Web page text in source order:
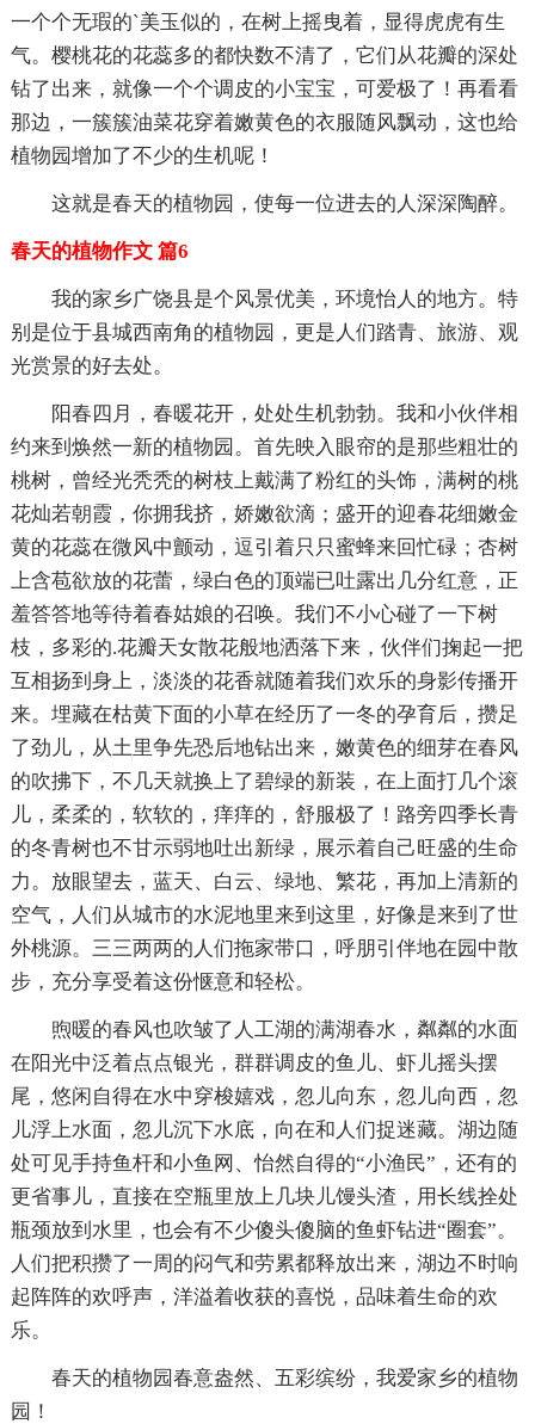
一个个无瑕的`美玉似的，在树上摇曳着，显得虎虎有生
气。樱桃花的花蕊多的都快数不清了，它们从花瓣的深处
钻了出来，就像一个个调皮的小宝宝，可爱极了！再看看
那边，一簇簇油菜花穿着嫩黄色的衣服随风飘动，这也给
植物园增加了不少的生机呢！
这就是春天的植物园，使每一位进去的人深深陶醉。
春天的植物作文 篇6
我的家乡广饶县是个风景优美，环境怡人的地方。特
别是位于县城西南角的植物园，更是人们踏青、旅游、观
光赏景的好去处。
阳春四月，春暖花开，处处生机勃勃。我和小伙伴相
约来到焕然一新的植物园。首先映入眼帘的是那些粗壮的
桃树，曾经光秃秃的树枝上戴满了粉红的头饰，满树的桃
花灿若朝霞，你拥我挤，娇嫩欲滴；盛开的迎春花细嫩金
黄的花蕊在微风中颤动，逗引着只只蜜蜂来回忙碌；杏树
上含苞欲放的花蕾，绿白色的顶端已吐露出几分红意，正
羞答答地等待着春姑娘的召唤。我们不小心碰了一下树
枝，多彩的.花瓣天女散花般地洒落下来，伙伴们掬起一把
互相扬到身上，淡淡的花香就随着我们欢乐的身影传播开
来。埋藏在枯黄下面的小草在经历了一冬的孕育后，攒足
了劲儿，从土里争先恐后地钻出来，嫩黄色的细芽在春风
的吹拂下，不几天就换上了碧绿的新装，在上面打几个滚
儿，柔柔的，软软的，痒痒的，舒服极了！路旁四季长青
的冬青树也不甘示弱地吐出新绿，展示着自己旺盛的生命
力。放眼望去，蓝天、白云、绿地、繁花，再加上清新的
空气，人们从城市的水泥地里来到这里，好像是来到了世
外桃源。三三两两的人们拖家带口，呼朋引伴地在园中散
步，充分享受着这份惬意和轻松。
煦暖的春风也吹皱了人工湖的满湖春水，粼粼的水面
在阳光中泛着点点银光，群群调皮的鱼儿、虾儿摇头摆
尾，悠闲自得在水中穿梭嬉戏，忽儿向东，忽儿向西，忽
儿浮上水面，忽儿沉下水底，向在和人们捉迷藏。湖边随
处可见手持鱼杆和小鱼网、怡然自得的“小渔民”，还有的
更省事儿，直接在空瓶里放上几块儿馒头渣，用长线拴处
瓶颈放到水里，也会有不少傻头傻脑的鱼虾钻进“圈套”。
人们把积攒了一周的闷气和劳累都释放出来，湖边不时响
起阵阵的欢呼声，洋溢着收获的喜悦，品味着生命的欢
乐。
春天的植物园春意盎然、五彩缤纷，我爱家乡的植物
园！